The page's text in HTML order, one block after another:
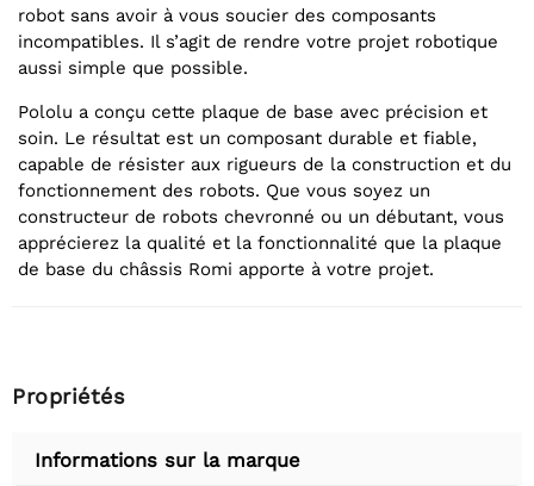
robot sans avoir à vous soucier des composants
incompatibles. Il s’agit de rendre votre projet robotique
aussi simple que possible.
Pololu a conçu cette plaque de base avec précision et
soin. Le résultat est un composant durable et fiable,
capable de résister aux rigueurs de la construction et du
fonctionnement des robots. Que vous soyez un
constructeur de robots chevronné ou un débutant, vous
apprécierez la qualité et la fonctionnalité que la plaque
de base du châssis Romi apporte à votre projet.
Propriétés
Informations sur la marque